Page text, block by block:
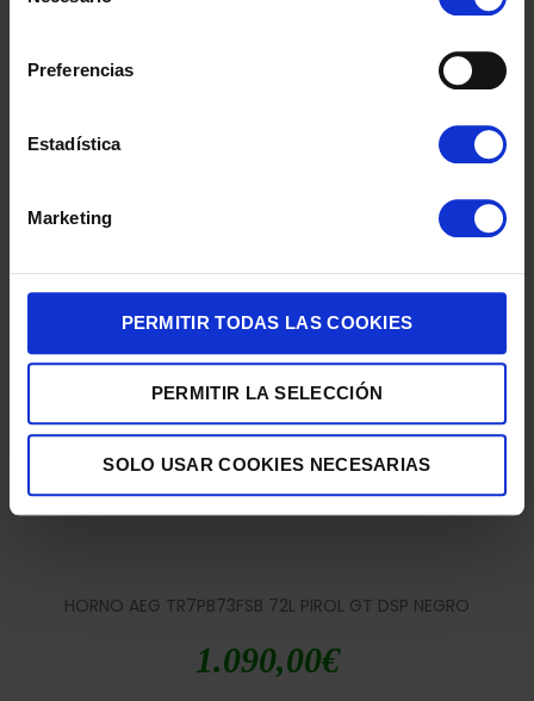
Preferencias
Estadística
Marketing
PERMITIR TODAS LAS COOKIES
PERMITIR LA SELECCIÓN
SOLO USAR COOKIES NECESARIAS
629,00€
HORNO AEG TR7PB73FSB 72L PIROL GT DSP NEGRO
1.090,00€